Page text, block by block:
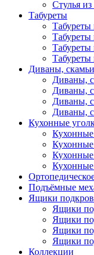
Стулья
Табуреты
Табуреты
Табуреты
Табуреты
Табуреты
Диваны,
Диваны,
Диваны,
Диваны,
Диваны,
Кухонные
Кухонные
Кухонные
Кухонные
Подъёмные
Ящики
Ящики
Ящики
Ящики
Ящики
Коллекции